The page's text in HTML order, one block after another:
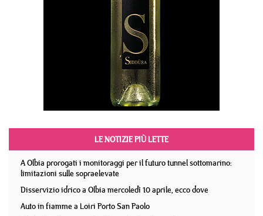
LE NOTIZIE PIÙ LETTE
A Olbia prorogati i monitoraggi per il futuro tunnel sottomarino:
limitazioni sulle sopraelevate
Disservizio idrico a Olbia mercoledì 10 aprile, ecco dove
Auto in fiamme a Loiri Porto San Paolo